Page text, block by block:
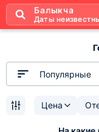
Балыкча
Даты
Популярные
Цена